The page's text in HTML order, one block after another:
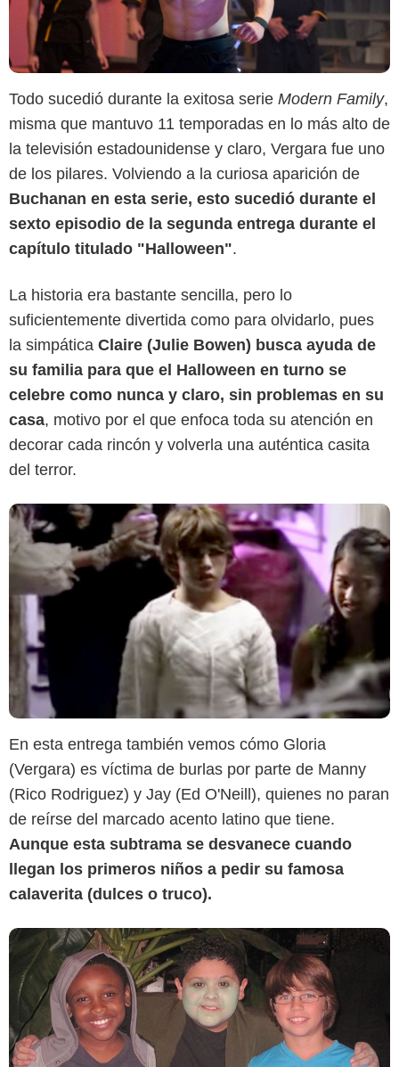
Todo sucedió durante la exitosa serie Modern Family,
misma que mantuvo 11 temporadas en lo más alto de
la televisión estadounidense y claro, Vergara fue uno
de los pilares. Volviendo a la curiosa aparición de
Buchanan en esta serie, esto sucedió durante el
sexto episodio de la segunda entrega durante el
capítulo titulado "Halloween".
La historia era bastante sencilla, pero lo
suficientemente divertida como para olvidarlo, pues
la simpática Claire (​​Julie Bowen) busca ayuda de
su familia para que el Halloween en turno se
celebre como nunca y claro, sin problemas en su
casa, motivo por el que enfoca toda su atención en
decorar cada rincón y volverla una auténtica casita
del terror.
20th Century Fox Television
En esta entrega también vemos cómo Gloria
(Vergara) es víctima de burlas por parte de Manny
(Rico Rodriguez) y Jay (Ed O'Neill), quienes no paran
de reírse del marcado acento latino que tiene.
Aunque esta subtrama se desvanece cuando
llegan los primeros niños a pedir su famosa
calaverita (dulces o truco).
20th Century Fox Television